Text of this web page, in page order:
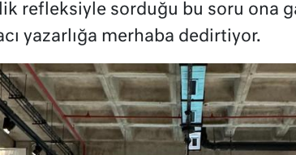
refleksiyle sorduğu bu soru ona
yazarlığa merhaba dedirtiyor.